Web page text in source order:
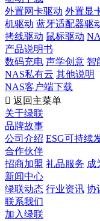
外置网卡驱动 外置显
机驱动 蓝牙适配器驱
拷线驱动 鼠标驱动
产品说明书
数码充电 声学创意 智
NAS私有云 其他说明
NAS客户端下载
 返回主菜单
关于绿联
品牌故事
公司介绍 ESG可持续
合作伙伴
招商加盟 礼品服务 成
新闻中心
绿联动态 行业资讯 协
联系我们
加入绿联